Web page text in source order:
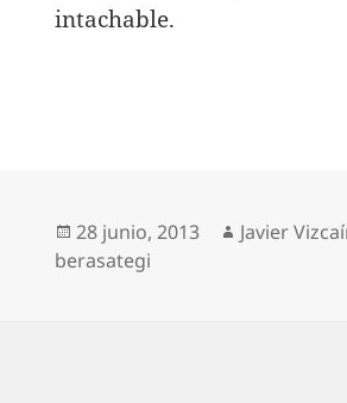
intachable.
Publicado
el
28 junio, 2013 Autor
Javier
berasategi